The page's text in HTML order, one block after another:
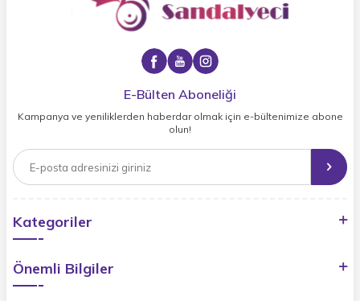
E-Bülten Aboneliği
Kampanya ve yeniliklerden haberdar olmak için e-bültenimize abone
olun!
Kategoriler
Önemli Bilgiler